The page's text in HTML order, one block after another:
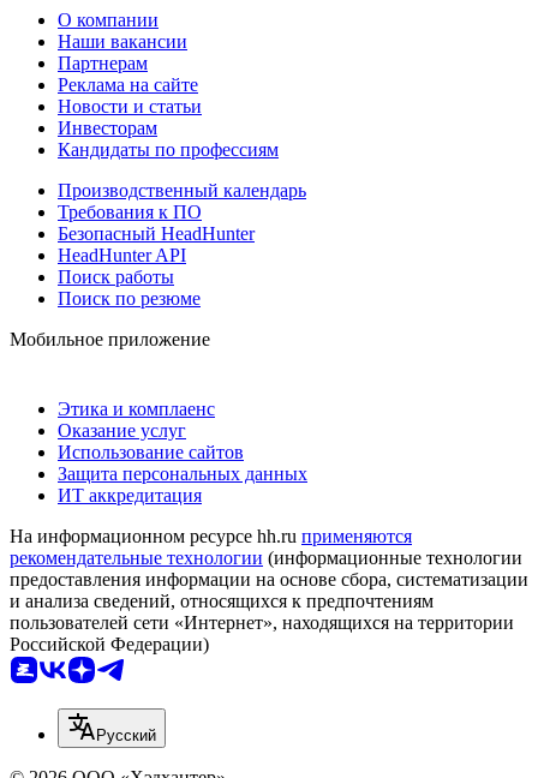
О компании
Наши вакансии
Партнерам
Реклама на сайте
Новости и статьи
Инвесторам
Кандидаты по профессиям
Производственный календарь
Требования к ПО
Безопасный HeadHunter
HeadHunter API
Поиск работы
Поиск по резюме
Мобильное приложение
Этика и комплаенс
Оказание услуг
Использование сайтов
Защита персональных данных
ИТ аккредитация
На информационном ресурсе hh.ru применяются
рекомендательные технологии (информационные технологии
предоставления информации на основе сбора, систематизации
и анализа сведений, относящихся к предпочтениям
пользователей сети «Интернет», находящихся на территории
Российской Федерации)
Русский